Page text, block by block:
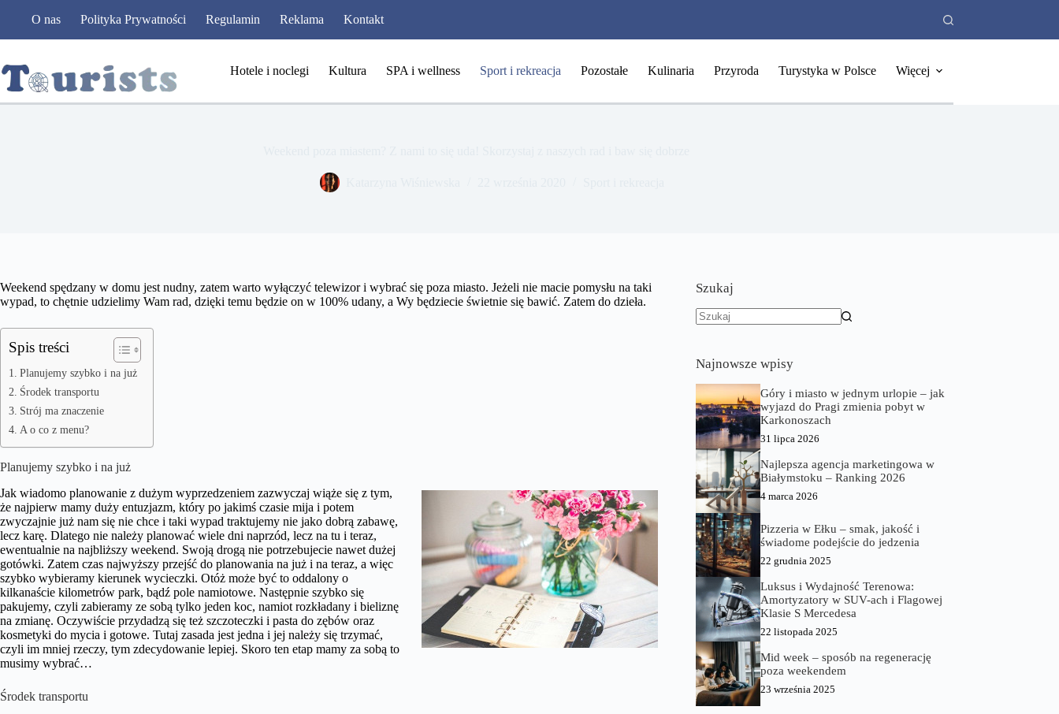
O nas Polityka Prywatności Regulamin Reklama Kontakt
Hotele i noclegi Kultura SPA i wellness Sport i rekreacja Pozostałe Kulinaria Przyroda Turystyka w Polsce Więcej
Weekend spędzany w domu jest nudny, zatem warto wyłączyć telewizor i wybrać się poza miasto. Jeżeli nie macie pomysłu na taki
wypad, to chętnie udzielimy Wam rad, dzięki temu będzie on w 100% udany, a Wy będziecie świetnie się bawić. Zatem do dzieła.
Spis treści
Planujemy szybko i na już
Środek transportu
Strój ma znaczenie
A o co z menu?
Planujemy szybko i na już
Jak wiadomo planowanie z dużym wyprzedzeniem zazwyczaj wiąże się z tym,
że najpierw mamy duży entuzjazm, który po jakimś czasie mija i potem
zwyczajnie już nam się nie chce i taki wypad traktujemy nie jako dobrą zabawę,
lecz karę. Dlatego nie należy planować wiele dni naprzód, lecz na tu i teraz,
ewentualnie na najbliższy weekend. Swoją drogą nie potrzebujecie nawet dużej
gotówki. Zatem czas najwyższy przejść do planowania na już i na teraz, a więc
szybko wybieramy kierunek wycieczki. Otóż może być to oddalony o
kilkanaście kilometrów park, bądź pole namiotowe. Następnie szybko się
pakujemy, czyli zabieramy ze sobą tylko jeden koc, namiot rozkładany i bieliznę
na zmianę. Oczywiście przydadzą się też szczoteczki i pasta do zębów oraz
kosmetyki do mycia i gotowe. Tutaj zasada jest jedna i jej należy się trzymać,
czyli im mniej rzeczy, tym zdecydowanie lepiej. Skoro ten etap mamy za sobą to
musimy wybrać…
Środek transportu
Szukaj
Najnowsze wpisy
Góry i miasto w jednym urlopie – jak
wyjazd do Pragi zmienia pobyt w
Karkonoszach
31 lipca 2026
Najlepsza agencja marketingowa w
Białymstoku – Ranking 2026
4 marca 2026
Pizzeria w Ełku – smak, jakość i
świadome podejście do jedzenia
22 grudnia 2025
Luksus i Wydajność Terenowa:
Amortyzatory w SUV-ach i Flagowej
Klasie S Mercedesa
22 listopada 2025
Mid week – sposób na regenerację
poza weekendem
23 września 2025